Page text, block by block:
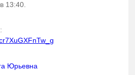
13:40.
Юрьевна